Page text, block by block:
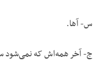
س- آها.
ج- آخر همه‌اش که نمی‌شود